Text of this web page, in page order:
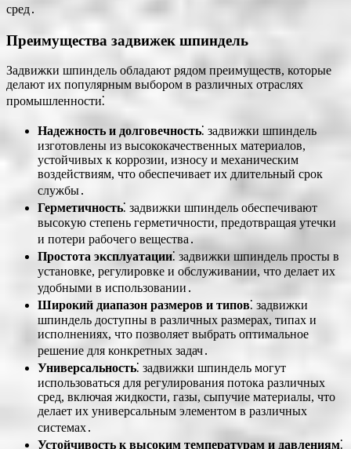
сред․
Преимущества задвижек шпиндель
Задвижки шпиндель обладают рядом преимуществ, которые
делают их популярным выбором в различных отраслях
промышленности⁚
Надежность и долговечность⁚ задвижки шпиндель
изготовлены из высококачественных материалов,
устойчивых к коррозии, износу и механическим
воздействиям, что обеспечивает их длительный срок
службы․
Герметичность⁚ задвижки шпиндель обеспечивают
высокую степень герметичности, предотвращая утечки
и потери рабочего вещества․
Простота эксплуатации⁚ задвижки шпиндель просты в
установке, регулировке и обслуживании, что делает их
удобными в использовании․
Широкий диапазон размеров и типов⁚ задвижки
шпиндель доступны в различных размерах, типах и
исполнениях, что позволяет выбрать оптимальное
решение для конкретных задач․
Универсальность⁚ задвижки шпиндель могут
использоваться для регулирования потока различных
сред, включая жидкости, газы, сыпучие материалы, что
делает их универсальным элементом в различных
системах․
Устойчивость к высоким температурам и давлениям⁚